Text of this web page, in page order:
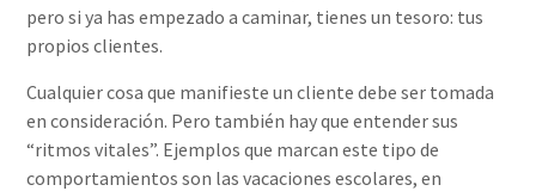
pero si ya has empezado a caminar, tienes un tesoro: tus
propios clientes.
Cualquier cosa que manifieste un cliente debe ser tomada
en consideración. Pero también hay que entender sus
“ritmos vitales”. Ejemplos que marcan este tipo de
comportamientos son las vacaciones escolares, en